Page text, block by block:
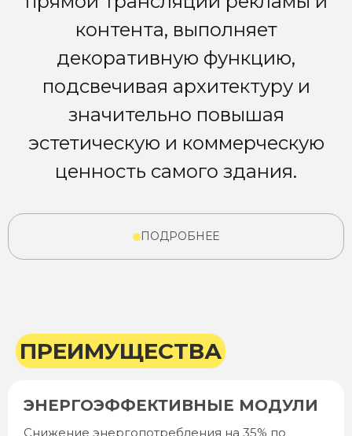
контента, выполняет
декоративную функцию,
подсвечивая архитектуру и
значительно повышая
эстетическую и коммерческую
ценность самого здания.
ПОДРОБНЕЕ
ПРЕИМУЩЕСТВА
ЭНЕРГОЭФФЕКТИВНЫЕ МОДУЛИ
Снижение энергопотребления на 35% по